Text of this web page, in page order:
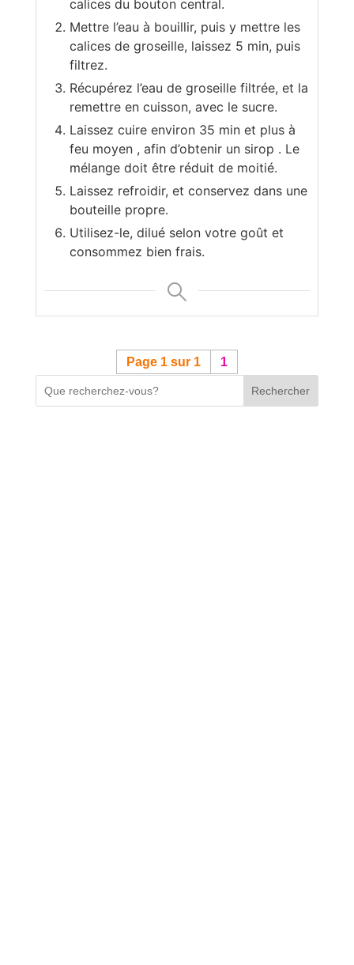
calices du bouton central.
Mettre l’eau à bouillir, puis y mettre les
calices de groseille, laissez 5 min, puis
filtrez.
Récupérez l’eau de groseille filtrée, et la
remettre en cuisson, avec le sucre.
Laissez cuire environ 35 min et plus à
feu moyen , afin d’obtenir un sirop . Le
mélange doit être réduit de moitié.
Laissez refroidir, et conservez dans une
bouteille propre.
Utilisez-le, dilué selon votre goût et
consommez bien frais.
Page 1 sur 1 1
Rechercher